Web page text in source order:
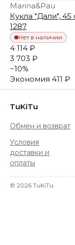
Marina&Pau
Кукла "Дали", 45
1287
Нет в наличии
4 114 ₽
3 703 ₽
−10%
Экономия 411 ₽
TuKiTu
Обмен и возврат
Условия
доставки и
оплаты
© 2026 TuKiTu